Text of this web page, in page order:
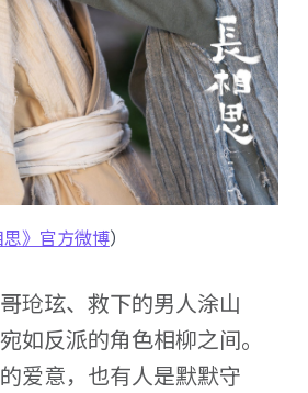
思》官方微博）
玱玹、救下的男人涂山
如反派的角色相柳之间。
爱意，也有人是默默守